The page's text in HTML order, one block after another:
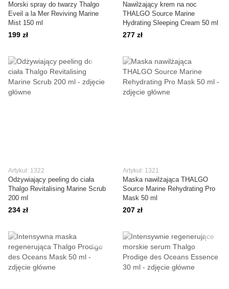
Morski spray do twarzy Thalgo
Eveil a la Mer Reviving Marine
Mist 150 ml
199 zł
Nawilżający krem na noc
THALGO Source Marine
Hydrating Sleeping Cream 50 ml
277 zł
Artykuł: 1322
Odżywiający peeling do ciała
Thalgo Revitalising Marine Scrub
200 ml
234 zł
Artykuł: 1321
Maska nawilżająca THALGO
Source Marine Rehydrating Pro
Mask 50 ml
207 zł